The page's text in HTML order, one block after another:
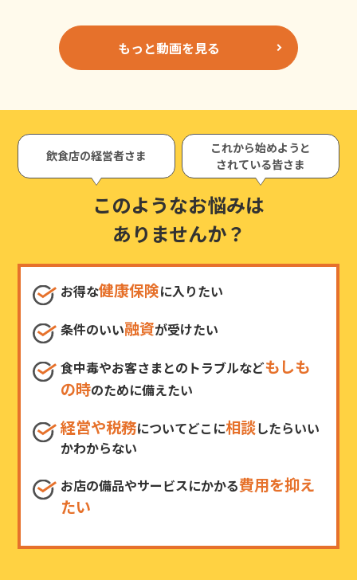
もっと動画を見る
飲食店の経営者さま
これから始めようと
されている皆さま
このようなお悩みは
ありませんか？
お得な健康保険に入りたい
条件のいい融資が受けたい
食中毒やお客さまとのトラブルなどもしも
の時のために備えたい
経営や税務についてどこに相談したらいい
かわからない
お店の備品やサービスにかかる費用を抑え
たい